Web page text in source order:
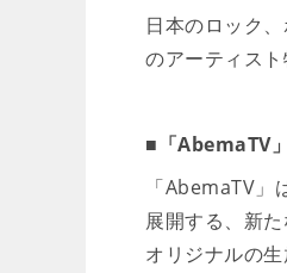
日本のロック
のアーティス
■「AbemaTV
「AbemaTV
展開する、新
オリジナルの